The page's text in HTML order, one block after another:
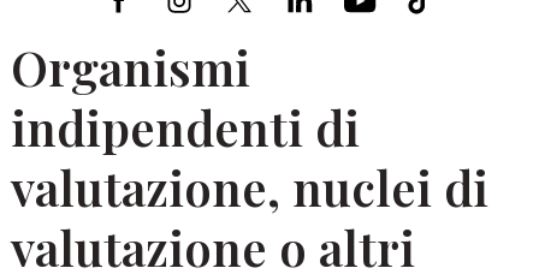
Organismi
indipendenti di
valutazione, nuclei di
valutazione o altri